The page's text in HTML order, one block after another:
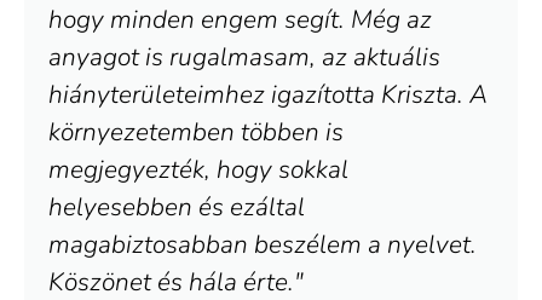
hogy minden engem segít. Még az
anyagot is rugalmasam, az aktuális
hiányterületeimhez igazította Kriszta. A
környezetemben többen is
megjegyezték, hogy sokkal
helyesebben és ezáltal
magabiztosabban beszélem a nyelvet.
Köszönet és hála érte."​